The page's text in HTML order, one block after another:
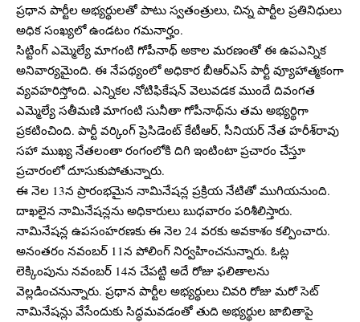
ప్రధాన పార్టీల అభ్యర్థులతో పాటు స్వతంత్రులు, చిన్న పార్టీల ప్రతినిధులు
అధిక సంఖ్యలో ఉండటం గమనార్హం.
సిట్టింగ్ ఎమ్మెల్యే మాగంటి గోపీనాథ్ అకాల మరణంతో ఈ ఉపఎన్నిక
అనివార్యమైంది. ఈ నేపథ్యంలో అధికార బీఆర్ఎస్ పార్టీ వ్యూహాత్మకంగా
వ్యవహరిస్తోంది. ఎన్నికల నోటిఫికేషన్ వెలువడక ముందే దివంగత
ఎమ్మెల్యే సతీమణి మాగంటి సునీతా గోపీనాథ్‌ను తమ అభ్యర్థిగా
ప్రకటించింది. పార్టీ వర్కింగ్ ప్రెసిడెంట్ కేటీఆర్, సీనియర్ నేత హరీశ్‌రావు
సహా ముఖ్య నేతలంతా రంగంలోకి దిగి ఇంటింటా ప్రచారం చేస్తూ
ప్రచారంలో దూసుకుపోతున్నారు.
ఈ నెల‌ 13న ప్రారంభమైన నామినేషన్ల ప్రక్రియ నేటితో ముగియనుంది.
దాఖలైన నామినేషన్లను అధికారులు బుధవారం పరిశీలిస్తారు.
నామినేషన్ల ఉపసంహరణకు ఈ నెల 24 వరకు అవకాశం కల్పించారు.
అనంతరం నవంబర్ 11న పోలింగ్ నిర్వహించనున్నారు. ఓట్ల
లెక్కింపును నవంబర్ 14న చేపట్టి అదే రోజు ఫలితాలను
వెల్లడించనున్నారు. ప్రధాన పార్టీల అభ్యర్థులు చివరి రోజు మరో సెట్
నామినేషన్లు వేసేందుకు సిద్ధమవడంతో తుది అభ్యర్థుల జాబితాపై